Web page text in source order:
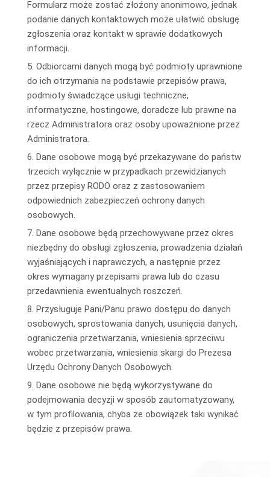
Formularz może zostać złożony anonimowo, jednak
podanie danych kontaktowych może ułatwić obsługę
zgłoszenia oraz kontakt w sprawie dodatkowych
informacji.
5. Odbiorcami danych mogą być podmioty uprawnione
do ich otrzymania na podstawie przepisów prawa,
podmioty świadczące usługi techniczne,
informatyczne, hostingowe, doradcze lub prawne na
rzecz Administratora oraz osoby upoważnione przez
Administratora.
6. Dane osobowe mogą być przekazywane do państw
trzecich wyłącznie w przypadkach przewidzianych
przez przepisy RODO oraz z zastosowaniem
odpowiednich zabezpieczeń ochrony danych
osobowych.
7. Dane osobowe będą przechowywane przez okres
niezbędny do obsługi zgłoszenia, prowadzenia działań
wyjaśniających i naprawczych, a następnie przez
okres wymagany przepisami prawa lub do czasu
przedawnienia ewentualnych roszczeń.
8. Przysługuje Pani/Panu prawo dostępu do danych
osobowych, sprostowania danych, usunięcia danych,
ograniczenia przetwarzania, wniesienia sprzeciwu
wobec przetwarzania, wniesienia skargi do Prezesa
Urzędu Ochrony Danych Osobowych.
9. Dane osobowe nie będą wykorzystywane do
podejmowania decyzji w sposób zautomatyzowany,
w tym profilowania, chyba że obowiązek taki wynikać
będzie z przepisów prawa.